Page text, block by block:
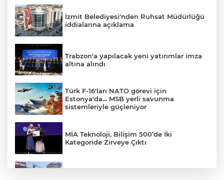
İzmit Belediyesi'nden Ruhsat Müdürlüğü
iddialarına açıklama
Trabzon'a yapılacak yeni yatırımlar imza
altına alındı
Türk F-16'ları NATO görevi için
Estonya'da... MSB yerli savunma
sistemleriyle güçleniyor
MİA Teknoloji, Bilişim 500’de İki
Kategoride Zirveye Çıktı